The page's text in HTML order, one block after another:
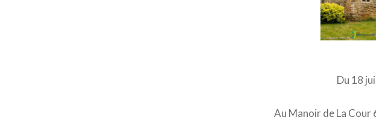
Du 18
Au Manoir de La Cour